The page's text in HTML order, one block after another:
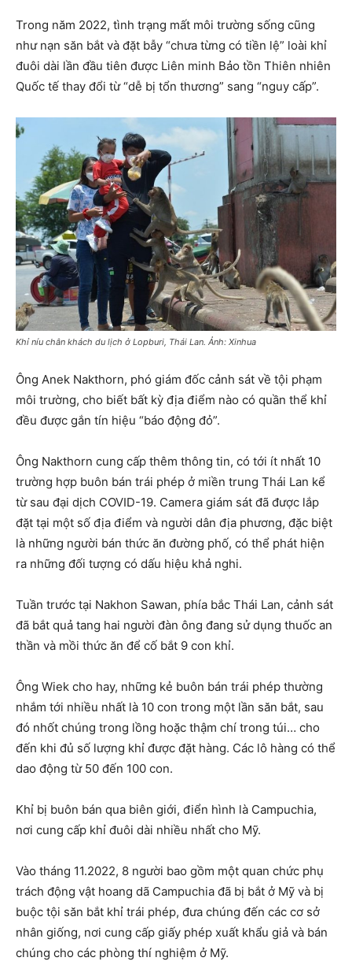
Trong năm 2022, tình trạng mất môi trường sống cũng
như nạn săn bắt và đặt bẫy “chưa từng có tiền lệ” loài khỉ
đuôi dài lần đầu tiên được Liên minh Bảo tồn Thiên nhiên
Quốc tế thay đổi từ “dễ bị tổn thương” sang “nguy cấp”.
Khỉ níu chân khách du lịch ở Lopburi, Thái Lan. Ảnh: Xinhua
Ông Anek Nakthorn, phó giám đốc cảnh sát về tội phạm
môi trường, cho biết bất kỳ địa điểm nào có quần thể khỉ
đều được gắn tín hiệu “báo động đỏ”.
Ông Nakthorn cung cấp thêm thông tin, có tới ít nhất 10
trường hợp buôn bán trái phép ở miền trung Thái Lan kể
từ sau đại dịch COVID-19. Camera giám sát đã được lắp
đặt tại một số địa điểm và người dân địa phương, đặc biệt
là những người bán thức ăn đường phố, có thể phát hiện
ra những đối tượng có dấu hiệu khả nghi.
Tuần trước tại Nakhon Sawan, phía bắc Thái Lan, cảnh sát
đã bắt quả tang hai người đàn ông đang sử dụng thuốc an
thần và mồi thức ăn để cố bắt 9 con khỉ.
Ông Wiek cho hay, những kẻ buôn bán trái phép thường
nhắm tới nhiều nhất là 10 con trong một lần săn bắt, sau
đó nhốt chúng trong lồng hoặc thậm chí trong túi… cho
đến khi đủ số lượng khỉ được đặt hàng. Các lô hàng có thể
dao động từ 50 đến 100 con.
Khỉ bị buôn bán qua biên giới, điển hình là Campuchia,
nơi cung cấp khỉ đuôi dài nhiều nhất cho Mỹ.
Vào tháng 11.2022, 8 người bao gồm một quan chức phụ
trách động vật hoang dã Campuchia đã bị bắt ở Mỹ và bị
buộc tội săn bắt khỉ trái phép, đưa chúng đến các cơ sở
nhân giống, nơi cung cấp giấy phép xuất khẩu giả và bán
chúng cho các phòng thí nghiệm ở Mỹ.